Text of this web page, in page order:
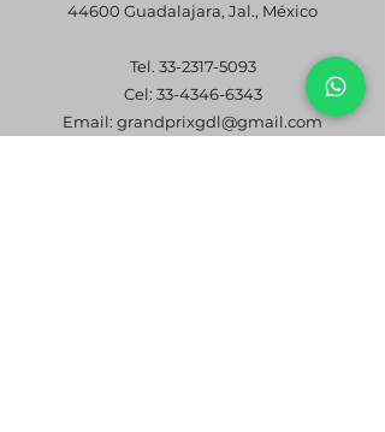
44600 Guadalajara, Jal., México
Tel. 33-2317-5093
Cel: 33-4346-6343
Email: grandprixgdl@gmail.com